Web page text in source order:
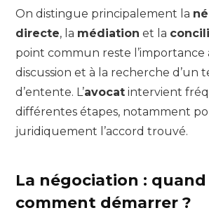
On distingue principalement la
directe, la médiation et la
point commun reste l’importance
discussion et à la recherche d’un
d’entente. L’avocat intervient
différentes étapes, notamment
juridiquement l’accord trouvé.
La négociation :
comment démarrer ?